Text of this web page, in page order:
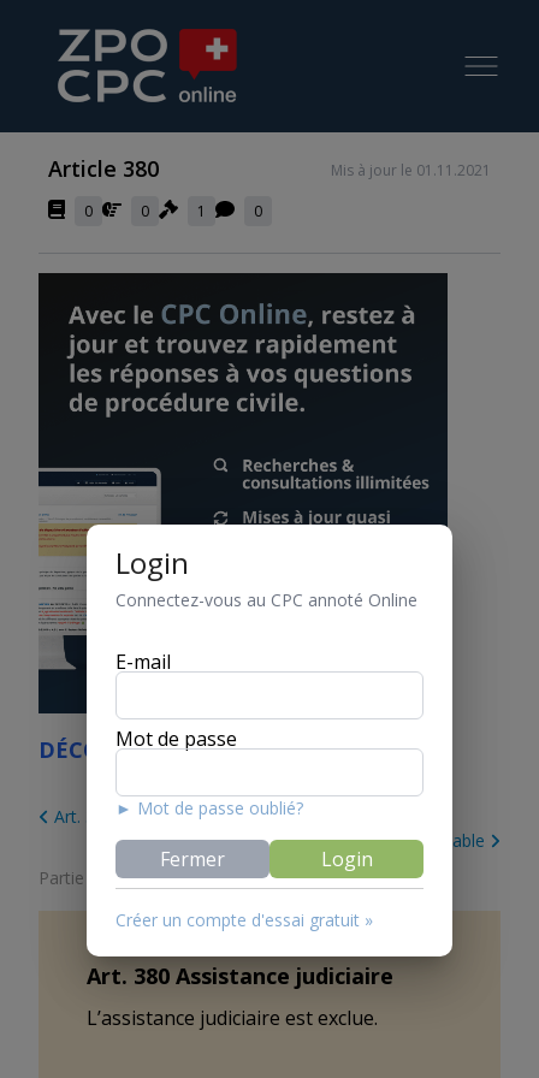
Article 380
Mis à jour le 01.11.2021
0
0 1 0
DÉCOUVREZ LE CPC ONLINE
Art. 379 Sûretés pour les dépens
Art. 381 Droit applicable
Partie 3. Arbitrage/Titre 5. Procédure arbitrale
Art. 380 Assistance judiciaire
L’assistance judiciaire est exclue.
Login
Connectez-vous au CPC annoté Online
E-mail
Mot de passe
► Mot de passe oublié?
Fermer Login
Créer un compte d'essai gratuit »